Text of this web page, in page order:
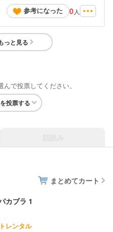
参考になった
0 人
っと見る
で投票してください。
投票する
まとめてカート
カブラ 1
レンタル